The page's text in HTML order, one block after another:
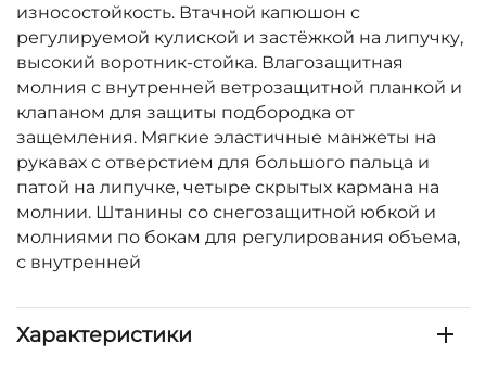
износостойкость. Втачной капюшон с
регулируемой кулиской и застёжкой на липучку,
высокий воротник-стойка. Влагозащитная
молния с внутренней ветрозащитной планкой и
клапаном для защиты подбородка от
защемления. Мягкие эластичные манжеты на
рукавах с отверстием для большого пальца и
патой на липучке, четыре скрытых кармана на
молнии. Штанины со снегозащитной юбкой и
молниями по бокам для регулирования объема,
с внутренней
Характеристики